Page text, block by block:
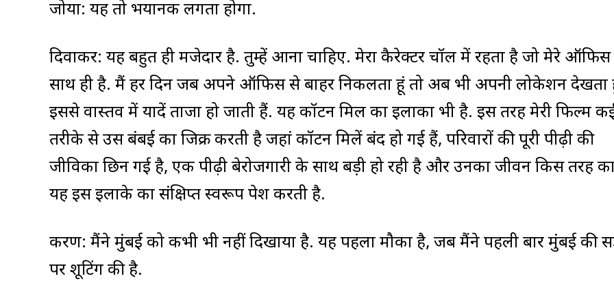
जोया: यह तो भयानक लगता होगा.
दिवाकर: यह बहुत ही मजेदार है. तुम्हें आना चाहिए. मेरा कैरेक्टर चॉल में रहता है जो मेरे
साथ ही है. मैं हर दिन जब अपने ऑफिस से बाहर निकलता हूं तो अब भी अपनी लोकेशन देखता
इससे वास्तव में यादें ताजा हो जाती हैं. यह कॉटन मिल का इलाका भी है. इस तरह मेरी फिल्म
तरीके से उस बंबई का जिक्र करती है जहां कॉटन मिलें बंद हो गई हैं, परिवारों की पूरी पीढ़ी की
जीविका छिन गई है, एक पीढ़ी बेरोजगारी के साथ बड़ी हो रही है और उनका जीवन किस तरह
यह इस इलाके का संक्षिप्त स्वरूप पेश करती है.
करण: मैंने मुंबई को कभी भी नहीं दिखाया है. यह पहला मौका है, जब मैंने पहली बार मुंबई की
पर शूटिंग की है.